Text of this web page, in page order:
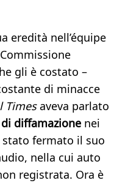
eredità nell’équipe
gli è costato –
di minacce
Timesaveva parlato
diffamazione nei
fermato il suo
nella cui auto
registrata. Ora è